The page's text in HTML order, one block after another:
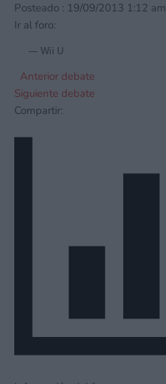
Posteado : 19/09/2013 1:12 am
Ir al foro:
Anterior debate
Siguiente debate
Compartir: